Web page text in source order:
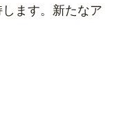
ます。新たなア